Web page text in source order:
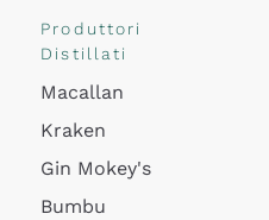
Produttori
Distillati
Macallan
Kraken
Gin Mokey's
Bumbu